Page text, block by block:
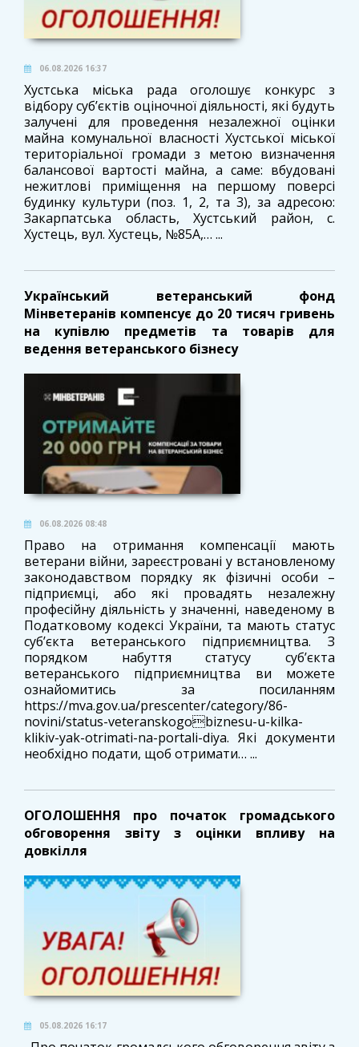
06.08.2026 16:37
Хустська міська рада оголошує конкурс з
відбору суб’єктів оціночної діяльності, які будуть
залучені для проведення незалежної оцінки
майна комунальної власності Хустської міської
територіальної громади з метою визначення
балансової вартості майна, а саме: вбудовані
нежитлові приміщення на першому поверсі
будинку культури (поз. 1, 2, та 3), за адресою:
Закарпатська область, Хустський район, с.
Хустець, вул. Хустець, №85А,… ...
Український ветеранський фонд
Мінветеранів компенсує до 20 тисяч гривень
на купівлю предметів та товарів для
ведення ветеранського бізнесу
06.08.2026 08:48
Право на отримання компенсації мають
ветерани війни, зареєстровані у встановленому
законодавством порядку як фізичні особи –
підприємці, або які провадять незалежну
професійну діяльність у значенні, наведеному в
Податковому кодексі України, та мають статус
суб’єкта ветеранського підприємництва. З
порядком набуття статусу суб’єкта
ветеранського підприємництва ви можете
ознайомитись за посиланням
https://mva.gov.ua/prescenter/category/86-
novini/status-veteranskogobiznesu-u-kilka-
klikiv-yak-otrimati-na-portali-diya. Які документи
необхідно подати, щоб отримати… ...
ОГОЛОШЕННЯ про початок громадського
обговорення звіту з оцінки впливу на
довкілля
05.08.2026 16:17